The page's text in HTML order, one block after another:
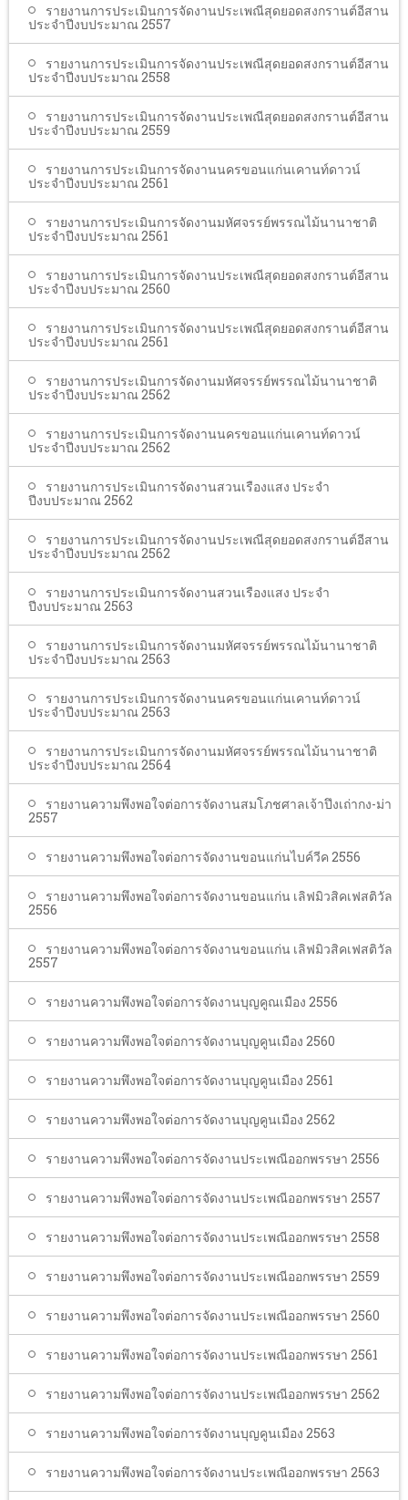
รายงานการประเมินการจัดงานประเพณีสุดยอดสงกรานต์อีสาน
ประจำปีงบประมาณ 2557
รายงานการประเมินการจัดงานประเพณีสุดยอดสงกรานต์อีสาน
ประจำปีงบประมาณ 2558
รายงานการประเมินการจัดงานประเพณีสุดยอดสงกรานต์อีสาน
ประจำปีงบประมาณ 2559
รายงานการประเมินการจัดงานนครขอนแก่นเคานท์ดาวน์
ประจำปีงบประมาณ 2561
รายงานการประเมินการจัดงานมหัศจรรย์พรรณไม้นานาชาติ
ประจำปีงบประมาณ 2561
รายงานการประเมินการจัดงานประเพณีสุดยอดสงกรานต์อีสาน
ประจำปีงบประมาณ 2560
รายงานการประเมินการจัดงานประเพณีสุดยอดสงกรานต์อีสาน
ประจำปีงบประมาณ 2561
รายงานการประเมินการจัดงานมหัศจรรย์พรรณไม้นานาชาติ
ประจำปีงบประมาณ 2562
รายงานการประเมินการจัดงานนครขอนแก่นเคานท์ดาวน์
ประจำปีงบประมาณ 2562
รายงานการประเมินการจัดงานสวนเรืองแสง ประจำ
ปีงบประมาณ 2562
รายงานการประเมินการจัดงานประเพณีสุดยอดสงกรานต์อีสาน
ประจำปีงบประมาณ 2562
รายงานการประเมินการจัดงานสวนเรืองแสง ประจำ
ปีงบประมาณ 2563
รายงานการประเมินการจัดงานมหัศจรรย์พรรณไม้นานาชาติ
ประจำปีงบประมาณ 2563
รายงานการประเมินการจัดงานนครขอนแก่นเคานท์ดาวน์
ประจำปีงบประมาณ 2563
รายงานการประเมินการจัดงานมหัศจรรย์พรรณไม้นานาชาติ
ประจำปีงบประมาณ 2564
รายงานความพึงพอใจต่อการจัดงานสมโภชศาลเจ้าปึงเถ่ากง-ม่า
2557
รายงานความพึงพอใจต่อการจัดงานขอนแก่นไบค์วีค 2556
รายงานความพึงพอใจต่อการจัดงานขอนแก่น เลิฟมิวสิคเฟสติวัล
2556
รายงานความพึงพอใจต่อการจัดงานขอนแก่น เลิฟมิวสิคเฟสติวัล
2557
รายงานความพึงพอใจต่อการจัดงานบุญคูณเมือง 2556
รายงานความพึงพอใจต่อการจัดงานบุญคูนเมือง 2560
รายงานความพึงพอใจต่อการจัดงานบุญคูนเมือง 2561
รายงานความพึงพอใจต่อการจัดงานบุญคูนเมือง 2562
รายงานความพึงพอใจต่อการจัดงานประเพณีออกพรรษา 2556
รายงานความพึงพอใจต่อการจัดงานประเพณีออกพรรษา 2557
รายงานความพึงพอใจต่อการจัดงานประเพณีออกพรรษา 2558
รายงานความพึงพอใจต่อการจัดงานประเพณีออกพรรษา 2559
รายงานความพึงพอใจต่อการจัดงานประเพณีออกพรรษา 2560
รายงานความพึงพอใจต่อการจัดงานประเพณีออกพรรษา 2561
รายงานความพึงพอใจต่อการจัดงานประเพณีออกพรรษา 2562
รายงานความพึงพอใจต่อการจัดงานบุญคูนเมือง 2563
รายงานความพึงพอใจต่อการจัดงานประเพณีออกพรรษา 2563